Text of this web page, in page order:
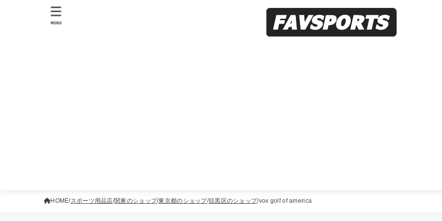
MENU
HOME スポーツ用品店 関東のショップ 東京都のショップ 目黒区のショップ vox golf of america